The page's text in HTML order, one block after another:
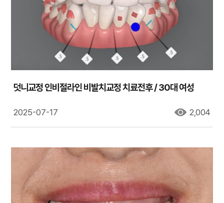
덧니교정 인비절라인 비발치교정 치료전후 / 30대 여성
2025-07-17 2,004